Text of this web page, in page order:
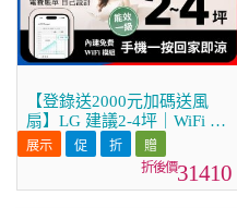
【登錄送2000元加碼送風
扇】LG 建議2-4坪｜WiFi 雙
迴轉變頻空調｜極淨2.0系列
｜AI 氣流 & 奈米離子 (LS-
31410